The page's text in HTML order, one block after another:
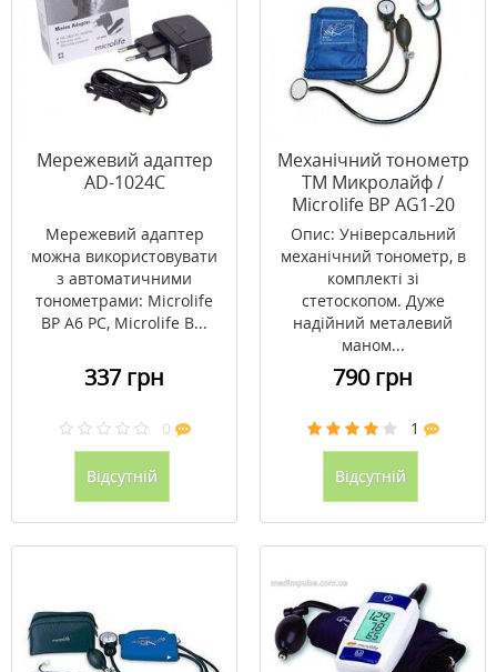
Мережевий адаптер
AD-1024С
Мережевий адаптер
можна використовувати
з автоматичними
тонометрами: Microlife
BP A6 PC, Microlife B...
337 грн
0
Відсутній
Механічний тонометр
ТМ Микролайф /
Microlife ВР AG1-20
Опис: Універсальний
механічний тонометр, в
комплекті зі
стетоскопом. Дуже
надійний металевий
маном...
790 грн
1
Відсутній